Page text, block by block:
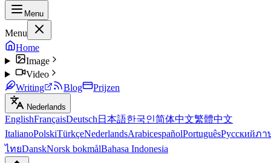
Menu
Menu
Home
Image
Video
Writing
Blog Prijzen
Nederlands
EnglishFrançaisDeutsch 日本語한국인简体中文繁體中文
ItalianoPolskiTürkçeNederlandsArabicespañolPortuguêsРусскийภา
ไทยDanskNorsk bokmålBahasa Indonesia